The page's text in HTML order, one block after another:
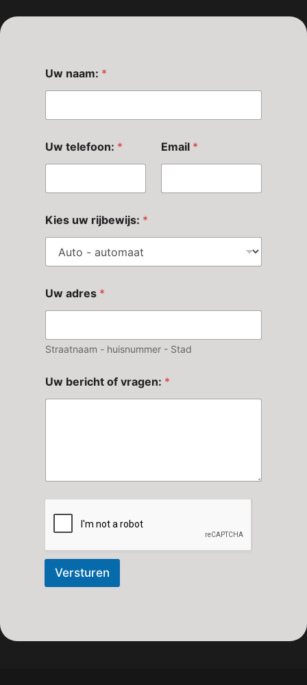
Uw naam: *
w
o
E
a
i
l
Uw telefoon: * Email *
Kies uw rijbewijs: *
Uw adres *
Straatnaam - huisnummer - Stad
Uw bericht of vragen: *
Versturen